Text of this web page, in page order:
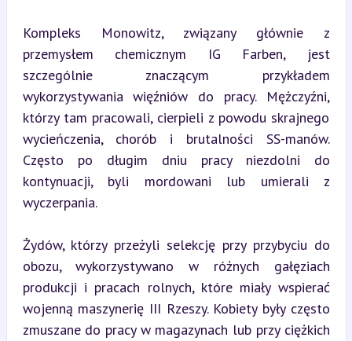
Kompleks Monowitz, związany głównie z
przemysłem chemicznym IG Farben, jest
szczególnie znaczącym przykładem
wykorzystywania więźniów do pracy. Mężczyźni,
którzy tam pracowali, cierpieli z powodu skrajnego
wycieńczenia, chorób i brutalności SS-manów.
Często po długim dniu pracy niezdolni do
kontynuacji, byli mordowani lub umierali z
wyczerpania.
Żydów, którzy przeżyli selekcję przy przybyciu do
obozu, wykorzystywano w różnych gałęziach
produkcji i pracach rolnych, które miały wspierać
wojenną maszynerię III Rzeszy. Kobiety były często
zmuszane do pracy w magazynach lub przy ciężkich